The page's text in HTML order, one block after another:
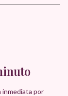
inmediata por